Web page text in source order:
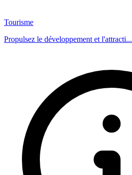
Tourisme
Propulsez le développement et l'attracti...